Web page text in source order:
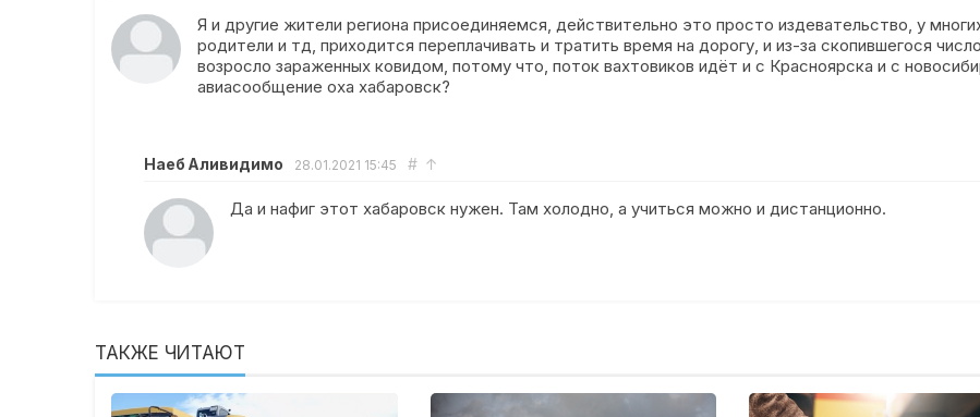
Я и другие жители региона присоединяемся, действительно это просто издевательство, у
родители и тд, приходится переплачивать и тратить время на дорогу, и из-за скопившегося
возросло зараженных ковидом, потому что, поток вахтовиков идёт и с Красноярска и с
авиасообщение оха хабаровск?
Наеб Аливидимо 28.01.2021 15:45 # ↑
Да и нафиг этот хабаровск нужен. Там холодно, а учиться можно и дистанционно.
ТАКЖЕ ЧИТАЮТ